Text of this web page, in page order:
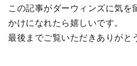
この記事がダーウィンズに気を
かけになれたら嬉しいです。
最後までご覧いただきありがと